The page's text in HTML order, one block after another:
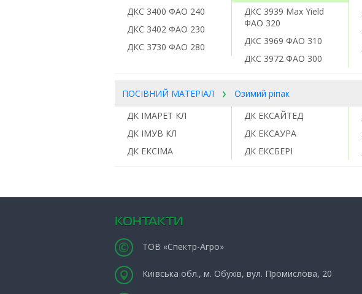
ДКС 3400 ФАО 240
ДКС 3402 ФАО 230
ДКС 3730 ФАО 280
ДКС 3939 Max Yield
ФАО 320
ДКС 3969 ФАО 310
ДКС 3972 ФАО 300
ПОСІВНИЙ МАТЕРІАЛ
Озимий ріпак
ДК ІМАРЕТ КЛ
ДК ІМУВ КЛ
ДК ЕКСІМА
ДК ЕКСАЙТЕД
ДК ЕКСАУРА
ДК ЕКСБЕРІ
КОНТАКТИ
ТОВ «Спектр-Агро»
Київська обл., м. Обухів, вул. Промислова, 20